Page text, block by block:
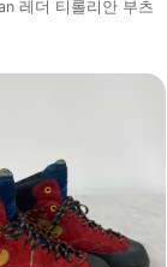
레더 티롤리안 부츠